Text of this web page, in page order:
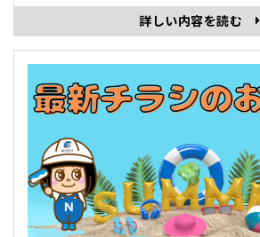
ショールームのPOPをリニューアル
フの手作りです♪ ･･･
詳しい内容を読む